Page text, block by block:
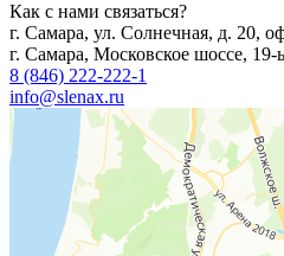
Как с нами связаться?
г. Самара, ул. Солнечная, д. 20,
г. Самара, Московское шоссе,
8 (846) 222-222-1
info@slenax.ru